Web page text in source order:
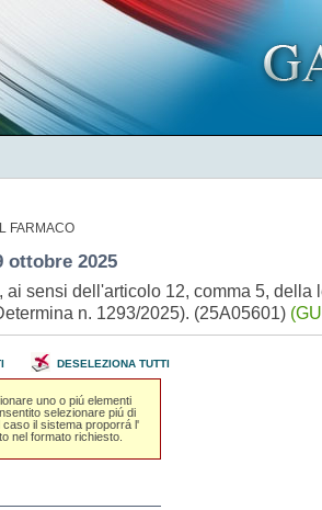
FARMACO
ottobre 2025
sensi dell'articolo 12, comma 5,
n. 1293/2025). (25A05601)
DESELEZIONA TUTTI
uno o piú elementi
selezionare piú di
caso il sistema proporrá l'
nel formato richiesto.